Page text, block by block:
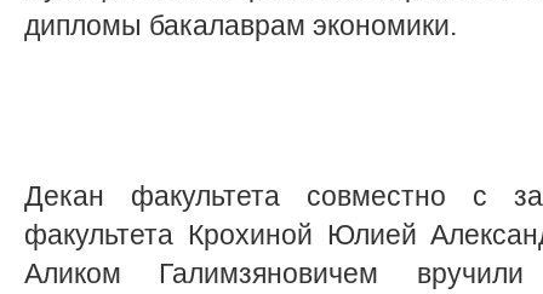
дипломы бакалаврам экономики.
Декан факультета совместно с
факультета Крохиной Юлией
Аликом Галимзяновичем